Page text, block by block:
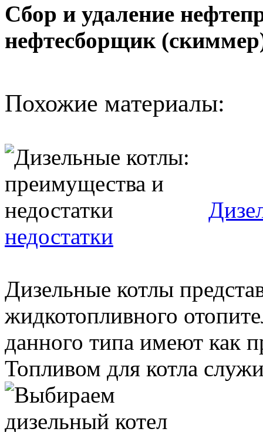
Сбор и удаление
нефтесборщик
Похожие материалы:
недостатки
Дизельные котлы
жидкотопливного
данного типа имеют как
Топливом для котла